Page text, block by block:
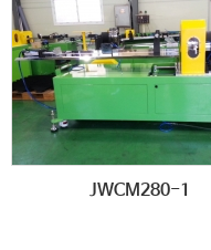
JWCM280-1